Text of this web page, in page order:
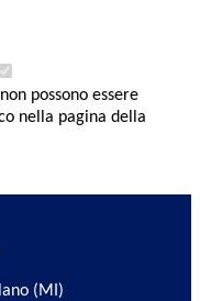
possono essere
nella pagina della
(MI)